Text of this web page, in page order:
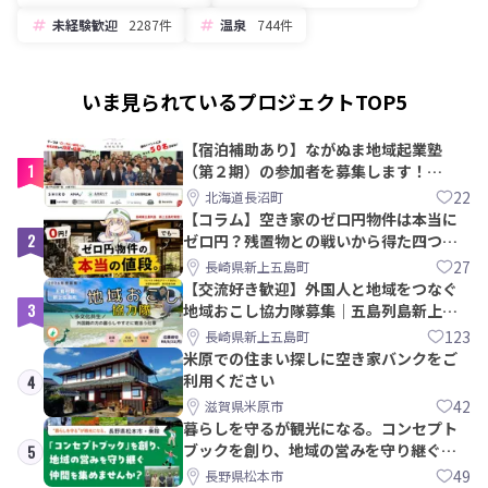
未経験歓迎
2287件 温泉 744件
いま見られているプロジェクトTOP5
1
【宿泊補助あり】ながぬま地域起業塾
（第２期）の参加者を募集します！
【8/21〆】
北海道長沼町 22
2
【コラム】空き家のゼロ円物件は本当に
ゼロ円？残置物との戦いから得た四つの
教訓｜新上五島町
長崎県新上五島町 27
3
【交流好き歓迎】外国人と地域をつなぐ
地域おこし協力隊募集｜五島列島新上五
島町長崎県新上五島町 123
4
米原での住まい探しに空き家バンクをご
利用ください
滋賀県米原市 42
5
暮らしを守るが観光になる。コンセプト
ブックを創り、地域の営みを守り継ぐ仲
間を集めませんか？
長野県松本市 49